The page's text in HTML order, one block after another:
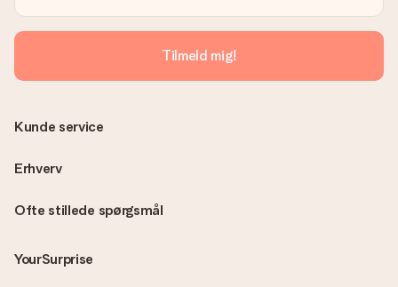
Tilmeld mig!
Ofte stillede spørgsmål
YourSurprise
Kunde service
Erhverv